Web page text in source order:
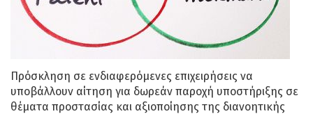
Πρόσκληση σε ενδιαφερόμενες επιχειρήσεις να
υποβάλλουν αίτηση για δωρεάν παροχή υποστήριξης σε
θέματα προστασίας και αξιοποίησης της διανοητικής